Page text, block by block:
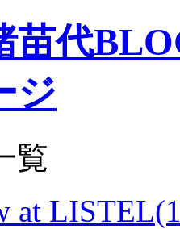
苗代
ジ
覧
at